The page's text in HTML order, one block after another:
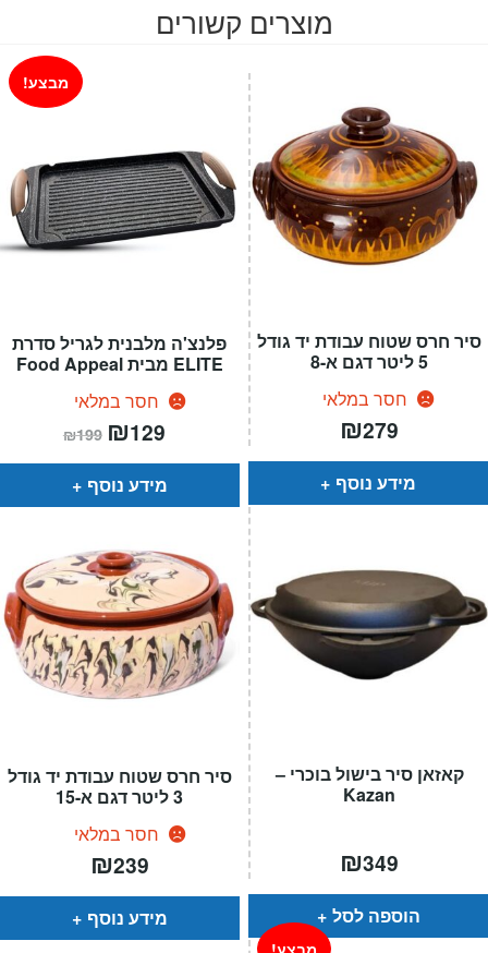
מוצרים קשורים
פלנצ'ה מלבנית לגריל סדרת
ELITE מבית Food Appeal
חסר במלאי
מבצע!
₪199 המחיר
המקורי
היה:
₪199.
₪129
הוא:
מידע נוסף
סיר חרס שטוח עבודת יד גודל
5 ליטר דגם א-8
חסר במלאי
₪279
מידע נוסף
סיר חרס שטוח עבודת יד גודל
3 ליטר דגם א-15
חסר במלאי
₪239
מידע נוסף
קאזאן סיר בישול בוכרי –
Kazan
₪349
הוספה לסל
מבצע!